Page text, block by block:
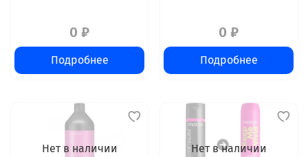
0 ₽
Подробнее
0 ₽
Подробнее
Нет в наличии Нет в наличии